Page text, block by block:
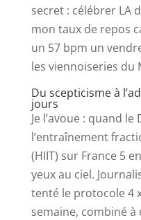
secret : célébrer LA
mon taux de repos
un 57 bpm un
les viennoiseries du
Du scepticisme à
jours
Je l’avoue : quand
l’entraînement
(HIIT) sur France 5
yeux au ciel.
tenté le protocole 4
semaine, combiné